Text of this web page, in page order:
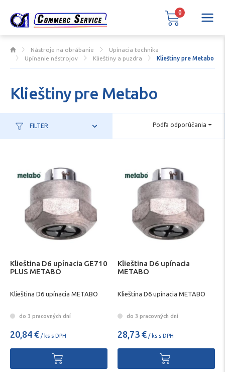
Nástroje na obrábanie
Upínacia technika
Upínanie nástrojov
Klieštiny a puzdra Klieštiny pre Metabo
Klieštiny pre Metabo
FILTER Podľa odporúčania
Klieština D6 upínacia GE710
PLUS METABO
Klieština D6 upínacia METABO
do 3 pracovných dní
20,84 € / ks s DPH
Klieština D6 upínacia
METABO
Klieština D6 upínacia METABO
do 3 pracovných dní
28,73 € / ks s DPH
0